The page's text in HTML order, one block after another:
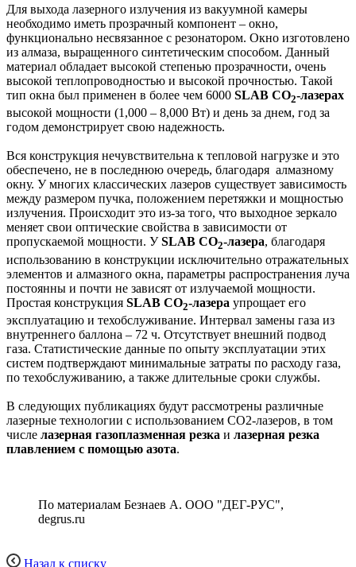
Для выхода лазерного излучения из вакуумной камеры
необходимо иметь прозрачный компонент – окно,
функционально несвязанное с резонатором. Окно изготовлено
из алмаза, выращенного синтетическим способом. Данный
материал обладает высокой степенью прозрачности, очень
высокой теплопроводностью и высокой прочностью. Такой
тип окна был применен в более чем 6000 SLAB CO2-лазерах
высокой мощности (1,000 – 8,000 Вт) и день за днем, год за
годом демонстрирует свою надежность.
Вся конструкция нечувствительна к тепловой нагрузке и это
обеспечено, не в последнюю очередь, благодаря алмазному
окну. У многих классических лазеров существует зависимость
между размером пучка, положением перетяжки и мощностью
излучения. Происходит это из-за того, что выходное зеркало
меняет свои оптические свойства в зависимости от
пропускаемой мощности. УSLAB CO2-лазера, благодаря
использованию в конструкции исключительно отражательных
элементов и алмазного окна, параметры распространения луча
постоянны и почти не зависят от излучаемой мощности.
Простая конструкция SLAB CO2-лазера упрощает его
эксплуатацию и техобслуживание. Интервал замены газа из
внутреннего баллона – 72 ч. Отсутствует внешний подвод
газа. Статистические данные по опыту эксплуатации этих
систем подтверждают минимальные затраты по расходу газа,
по техобслуживанию, а также длительные сроки службы.
В следующих публикациях будут рассмотрены различные
лазерные технологии с использованием СО2-лазеров, в том
числе лазерная газоплазменная резка и лазерная резка
плавлением с помощью азота.
По материалам Безнаев А. ООО "ДЕГ-РУС",
degrus.ru
Назад к списку